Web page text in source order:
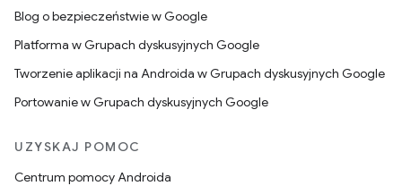
Blog o bezpieczeństwie w Google
Platforma w Grupach dyskusyjnych Google
Tworzenie aplikacji na Androida w Grupach dyskusyjnych Google
Portowanie w Grupach dyskusyjnych Google
UZYSKAJ POMOC
Centrum pomocy Androida